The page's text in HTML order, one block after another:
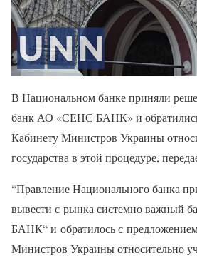
В Национальном банке приняли
банк АО «СЕНС БАНК» и
Кабинету Министров Украины
государства в этой процедуре,
“Правление Национального банка
вывести с рынка системно важный
БАНК“ и обратилось с
Министров Украины относительно